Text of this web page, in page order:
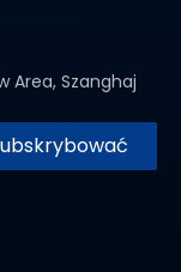
Area, Szanghaj